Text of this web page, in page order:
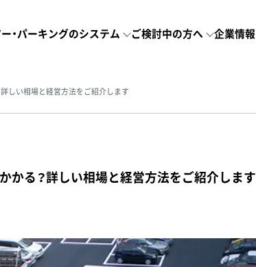
・パーキングのシステム ご検討中の方へ 企業情報
しい相場と経営方法をご紹介します
かる？詳しい相場と経営方法をご紹介します